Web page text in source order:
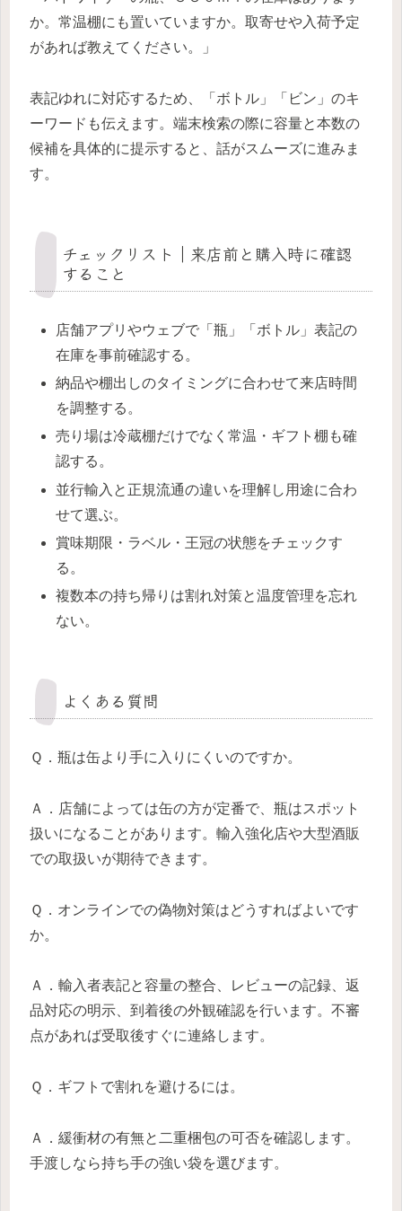
か。常温棚にも置いていますか。取寄せや入荷予定
があれば教えてください。」
表記ゆれに対応するため、「ボトル」「ビン」のキ
ーワードも伝えます。端末検索の際に容量と本数の
候補を具体的に提示すると、話がスムーズに進みま
す。
チェックリスト｜来店前と購入時に確認
すること
店舗アプリやウェブで「瓶」「ボトル」表記の
在庫を事前確認する。
納品や棚出しのタイミングに合わせて来店時間
を調整する。
売り場は冷蔵棚だけでなく常温・ギフト棚も確
認する。
並行輸入と正規流通の違いを理解し用途に合わ
せて選ぶ。
賞味期限・ラベル・王冠の状態をチェックす
る。
複数本の持ち帰りは割れ対策と温度管理を忘れ
ない。
よくある質問
Ｑ．瓶は缶より手に入りにくいのですか。
Ａ．店舗によっては缶の方が定番で、瓶はスポット
扱いになることがあります。輸入強化店や大型酒販
での取扱いが期待できます。
Ｑ．オンラインでの偽物対策はどうすればよいです
か。
Ａ．輸入者表記と容量の整合、レビューの記録、返
品対応の明示、到着後の外観確認を行います。不審
点があれば受取後すぐに連絡します。
Ｑ．ギフトで割れを避けるには。
Ａ．緩衝材の有無と二重梱包の可否を確認します。
手渡しなら持ち手の強い袋を選びます。